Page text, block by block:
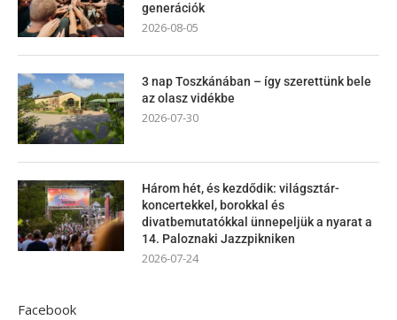
generációk
2026-08-05
3 nap Toszkánában – így szerettünk bele
az olasz vidékbe
2026-07-30
Három hét, és kezdődik: világsztár-
koncertekkel, borokkal és
divatbemutatókkal ünnepeljük a nyarat a
14. Paloznaki Jazzpikniken
2026-07-24
Facebook